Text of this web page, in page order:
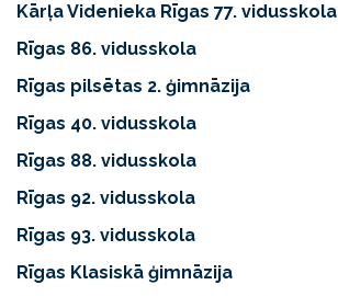
Kārļa Videnieka Rīgas 77. vidusskola
Rīgas 86. vidusskola
Rīgas pilsētas 2. ģimnāzija
Rīgas 40. vidusskola
Rīgas 88. vidusskola
Rīgas 92. vidusskola
Rīgas 93. vidusskola
Rīgas Klasiskā ģimnāzija